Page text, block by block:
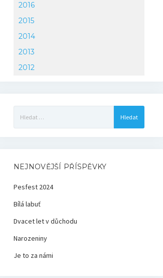
2016
2015
2014
2013
2012
NEJNOVĚJŠÍ PŘÍSPĚVKY
Pesfest 2024
Bílá labuť
Dvacet let v důchodu
Narozeniny
Je to za námi